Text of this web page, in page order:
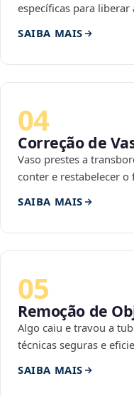
específicas para liberar
SAIBA MAIS
04
Correção de
Vaso prestes a
conter e restabelecer o
SAIBA MAIS
05
Remoção de
Algo caiu e travou a
técnicas seguras e
SAIBA MAIS